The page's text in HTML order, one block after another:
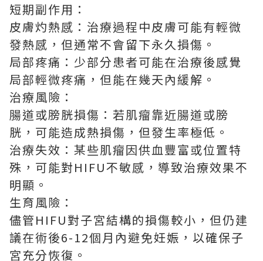
短期副作用：
皮膚灼熱感：治療過程中皮膚可能有輕微
發熱感，但通常不會留下永久損傷。
局部疼痛：少部分患者可能在治療後感覺
局部輕微疼痛，但能在幾天內緩解。
治療風險：
腸道或膀胱損傷：若肌瘤靠近腸道或膀
胱，可能造成熱損傷，但發生率極低。
治療失效：某些肌瘤因供血豐富或位置特
殊，可能對HIFU不敏感，導致治療效果不
明顯。
生育風險：
儘管HIFU對子宮結構的損傷較小，但仍建
議在術後6-12個月內避免妊娠，以確保子
宮充分恢復。